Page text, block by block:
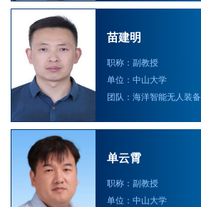
苗建明
职称：副教授
单位：中山大学
团队：海洋智能无人装备
单云霄
职称：副教授
单位：中山大学